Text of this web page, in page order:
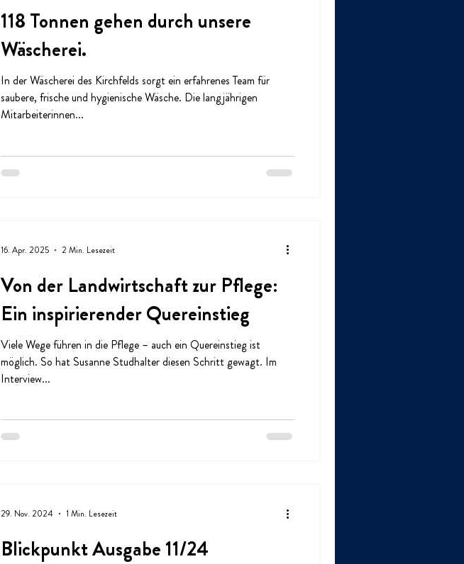
118 Tonnen gehen durch unsere
Wäscherei.
In der Wäscherei des Kirchfelds sorgt ein erfahrenes Team für
saubere, frische und hygienische Wäsche. Die langjährigen
Mitarbeiterinnen...
Von der Landwirtschaft zur Pflege:
Ein inspirierender Quereinstieg
Viele Wege führen in die Pflege – auch ein Quereinstieg ist
möglich. So hat Susanne Studhalter diesen Schritt gewagt. Im
Interview...
16. Apr. 2025 2 Min. Lesezeit
Blickpunkt Ausgabe 11/24
29. Nov. 2024 1 Min. Lesezeit